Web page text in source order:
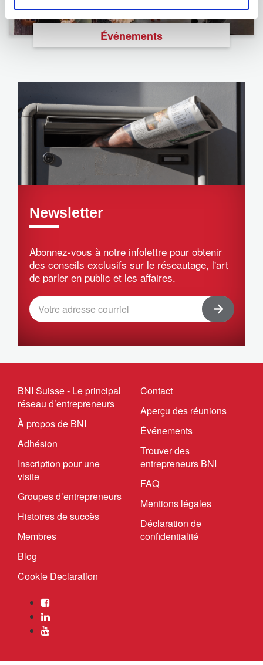
Événements
Newsletter
Abonnez-vous à notre infolettre pour obtenir
des conseils exclusifs sur le réseautage, l'art
de parler en public et les affaires.
BNI Suisse - Le principal
réseau d’entrepreneurs
À propos de BNI
Adhésion
Inscription pour une
visite
Groupes d’entrepreneurs
Histoires de succès
Membres
Blog
Cookie Declaration
Contact
Aperçu des réunions
Événements
Trouver des
entrepreneurs BNI
FAQ
Mentions légales
Déclaration de
confidentialité